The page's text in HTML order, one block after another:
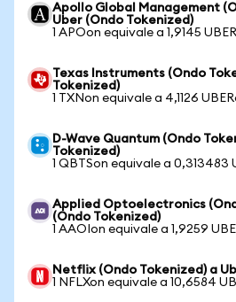
Apollo Global Management
Uber (Ondo Tokenized)
1 APOon equivale a 1,9145
Texas Instruments (Ondo
Tokenized)
1 TXNon equivale a 4,1126
D-Wave Quantum (Ondo
Tokenized)
1 QBTSon equivale a 0,313483
Applied Optoelectronics
(Ondo Tokenized)
1 AAOIon equivale a 1,9259
Netflix (Ondo Tokenized) a
1 NFLXon equivale a 10,6584